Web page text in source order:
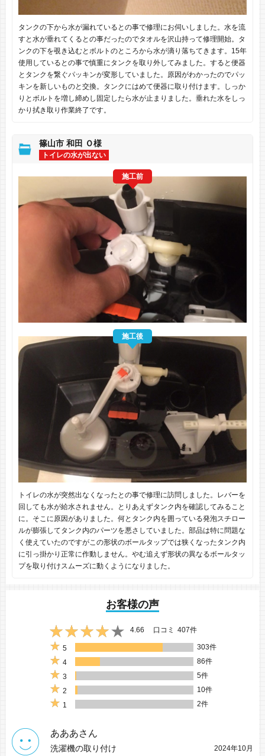
タンクの下から水が漏れているとの事で修理にお伺いしました。水を流
すと水が垂れてくるとの事だったのでタオルを沢山持って修理開始。タ
ンクの下を覗き込むとボルトのところから水が滴り落ちてきます。15年
使用しているとの事で慎重にタンクを取り外してみました。すると便器
とタンクを繋ぐパッキンが変形していました。原因がわかったのでパッ
キンを新しいものと交換。タンクにはめて便器に取り付けます。しっか
りとボルトを増し締めし固定したら水が止まりました。垂れた水をしっ
かり拭き取り作業終了です。
篠山市 和田 Ｏ様
トイレの水が出ない
施工前
施工後
トイレの水が突然出なくなったとの事で修理に訪問しました。レバーを
回しても水が給水されません。とりあえずタンク内を確認してみること
に。そこに原因がありました。何とタンク内を囲っている発泡スチロー
ルが膨張してタンク内のパーツを悪さしていました。部品は特に問題な
く使えていたのですがこの形状のボールタップでは狭くなったタンク内
に引っ掛かり正常に作動しません。やむ追えず形状の異なるボールタッ
プを取り付けスムーズに動くようになりました。
お客様の声
4.66 口コミ 407件
5
303件
4
86件
3
5件
2
10件
1
2件
あああさん
洗濯機の取り付け 2024年10月